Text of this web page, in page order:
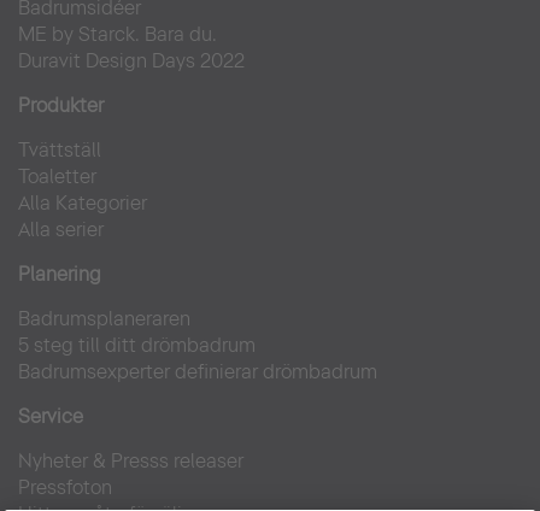
Badrumsidéer
ME by Starck. Bara du.
Duravit Design Days 2022
Produkter
Tvättställ
Toaletter
Alla Kategorier
Alla serier
Planering
Badrumsplaneraren
5 steg till ditt drömbadrum
Badrumsexperter definierar drömbadrum
Service
Nyheter & Presss releaser
Pressfoton